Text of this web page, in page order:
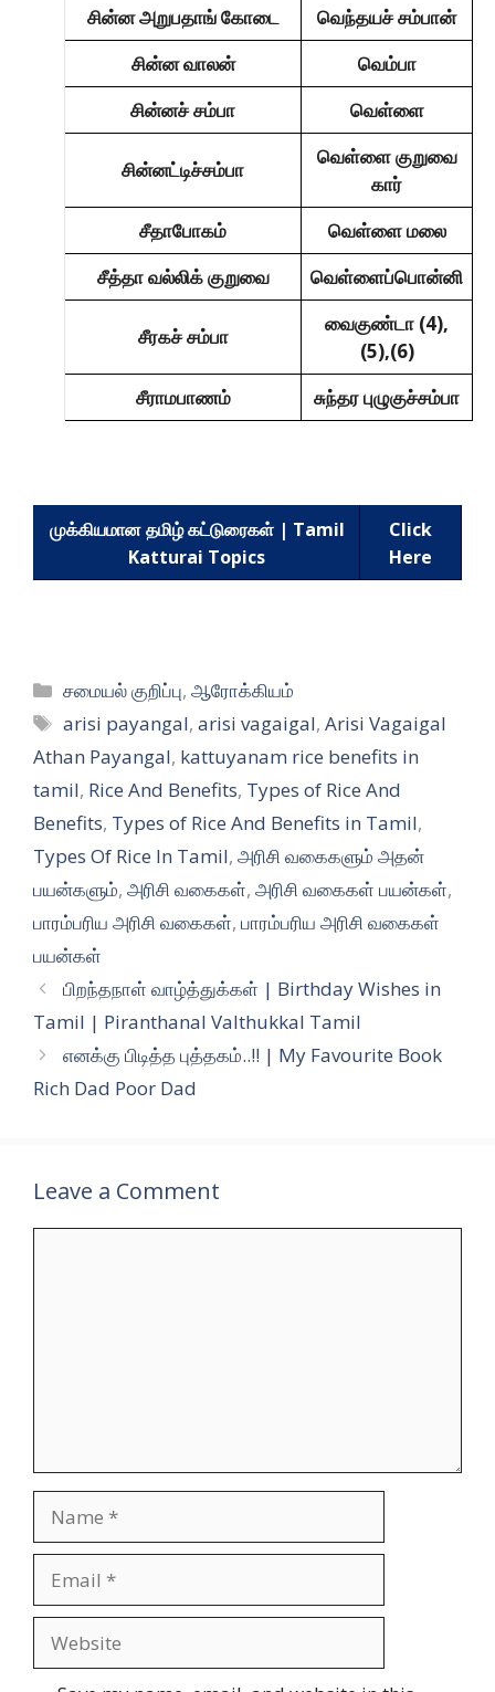
சின்ன அறுபதாங் கோடை
வெந்தயச் சம்பான்
சின்ன வாலன்
வெம்பா
சின்னச் சம்பா
வெள்ளை
சின்னட்டிச்சம்பா
வெள்ளை குறுவை
கார்
சீதாபோகம்
வெள்ளை மலை
சீத்தா வல்லிக் குறுவை
வெள்ளைப்பொன்னி
சீரகச் சம்பா
வைகுண்டா (4),
(5),(6)
சீராமபாணம்
சுந்தர புழுகுச்சம்பா
முக்கியமான தமிழ் கட்டுரைகள் | Tamil
Katturai Topics
Click
Here
Categories
சமையல் குறிப்பு,ஆரோக்கியம்
Tags
arisi payangal,arisi vagaigal,Arisi Vagaigal
Athan Payangal, kattuyanam rice benefits in
tamil, Rice And Benefits, Types of Rice And
Benefits, Types of Rice And Benefits in Tamil,
Types Of Rice In Tamil, அரிசி வகைகளும் அதன்
பயன்களும், அரிசி வகைகள், அரிசி வகைகள் பயன்கள்,
பாரம்பரிய அரிசி வகைகள், பாரம்பரிய அரிசி வகைகள்
பயன்கள்
பிறந்தநாள் வாழ்த்துக்கள் | Birthday Wishes in
Tamil | Piranthanal Valthukkal Tamil
எனக்கு பிடித்த புத்தகம்..!! | My Favourite Book
Rich Dad Poor Dad
Leave a Comment